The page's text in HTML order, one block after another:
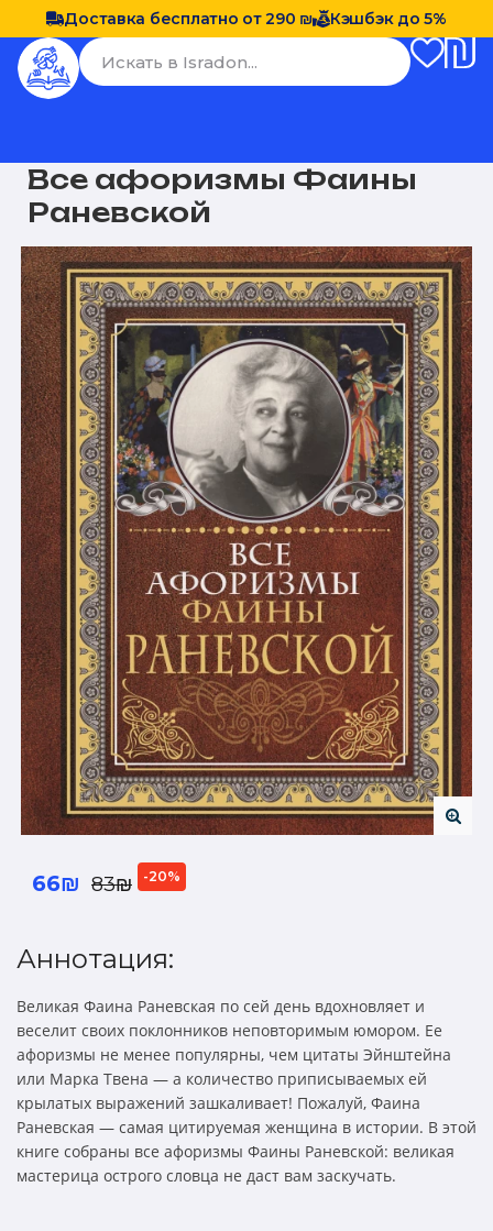
Доставка бесплатно от 290 ₪ Кэшбэк до 5%
Все афоризмы Фаины
Раневской
66₪ 83₪ -20%
Аннотация:
Великая Фаина Раневская по сей день вдохновляет и
веселит своих поклонников неповторимым юмором. Ее
афоризмы не менее популярны, чем цитаты Эйнштейна
или Марка Твена — а количество приписываемых ей
крылатых выражений зашкаливает! Пожалуй, Фаина
Раневская — самая цитируемая женщина в истории. В этой
книге собраны все афоризмы Фаины Раневской: великая
мастерица острого словца не даст вам заскучать.